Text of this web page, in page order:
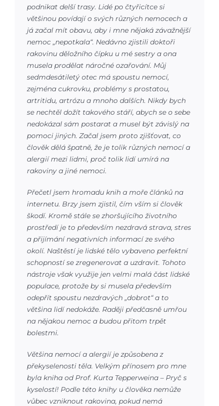
podnikat delší trasy. Lidé po čtyřicítce si
většinou povídají o svých různých nemocech a
já začal mít obavu, aby i mne nějaká závažnější
nemoc „nepotkala“. Nedávno zjistili doktoři
rakovinu děložního čípku u mé sestry a ona
musela prodělat náročné ozařování. Můj
sedmdesátiletý otec má spoustu nemocí,
zejména cukrovku, problémy s prostatou,
artritidu, artrózu a mnoho dalších. Nikdy bych
se nechtěl dožít takového stáří, abych se o sebe
nedokázal sám postarat a musel být závislý na
pomoci jiných. Začal jsem proto zjišťovat, co
člověk dělá špatně, že je tolik různých nemocí a
alergií mezi lidmi, proč tolik lidí umírá na
rakoviny a jiné nemoci.
Přečetl jsem hromadu knih a moře článků na
internetu. Brzy jsem zjistil, čím vším si člověk
škodí. Kromě stále se zhoršujícího životního
prostředí je to především nezdravá strava, stres
a přijímání negativních informací ze svého
okolí. Naštěstí je lidské tělo vybaveno perfektní
schopností se zregenerovat a uzdravit. Tohoto
nástroje však využije jen velmi malá část lidské
populace, protože by si musela především
odepřít spoustu nezdravých „dobrot“ a to
většina lidí nedokáže. Raději předčasně umřou
na nějakou nemoc a budou přitom trpět
bolestmi.
Většina nemocí a alergií je způsobena z
překyselenosti těla. Velkým přínosem pro mne
byla kniha od Prof. Kurta Tepperweina – Pryč s
kyselostí! Podle této knihy u člověka nemůže
vůbec vzniknout rakovina, pokud nemá